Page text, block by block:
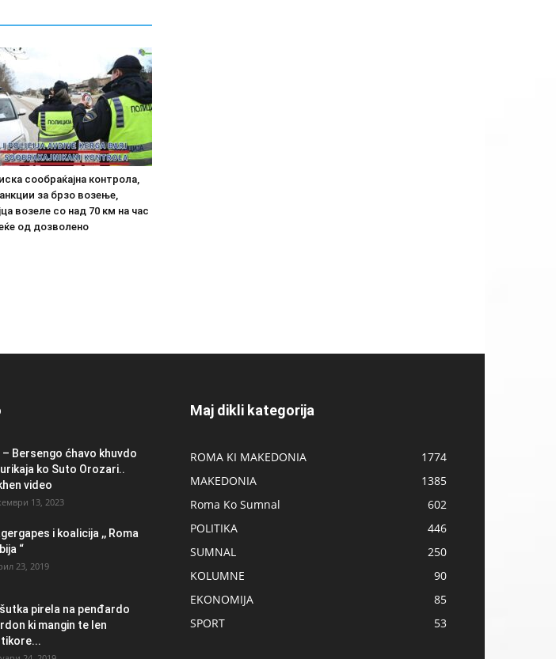
сообраќајна контрола,
за брзо возење,
возеле со над 70 км на час
од дозволено
– Bersengo ćhavo khuvdo
ko Suto Orozari..
video
13, 2023
i koalicija ,, Roma
“
23, 2019
šutka pirela na penđardo
ki mangin te len
Maj dikli kategorija
ROMA KI MAKEDONIA
1774
MAKEDONIA
1385
Roma Ko Sumnal
602
POLITIKA
446
SUMNAL
250
KOLUMNE
90
EKONOMIJA
85
SPORT
53